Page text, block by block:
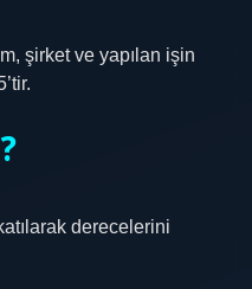
şirket ve yapılan işin
derecelerini